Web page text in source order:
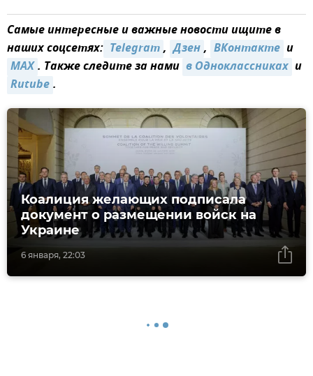
Самые интересные и важные новости ищите в
наших соцсетях: Telegram, Дзен, ВКонтакте и
MAX. Также следите за нами в Одноклассниках и
Rutube.
6 января, 22:03
Коалиция желающих подписала
документ о размещении войск на
Украине